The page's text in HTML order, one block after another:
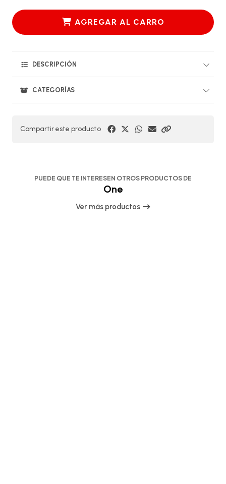
AGREGAR AL CARRO
DESCRIPCIÓN
CATEGORÍAS
Compartir este producto
PUEDE QUE TE INTERESEN OTROS PRODUCTOS DE
One
Ver más productos